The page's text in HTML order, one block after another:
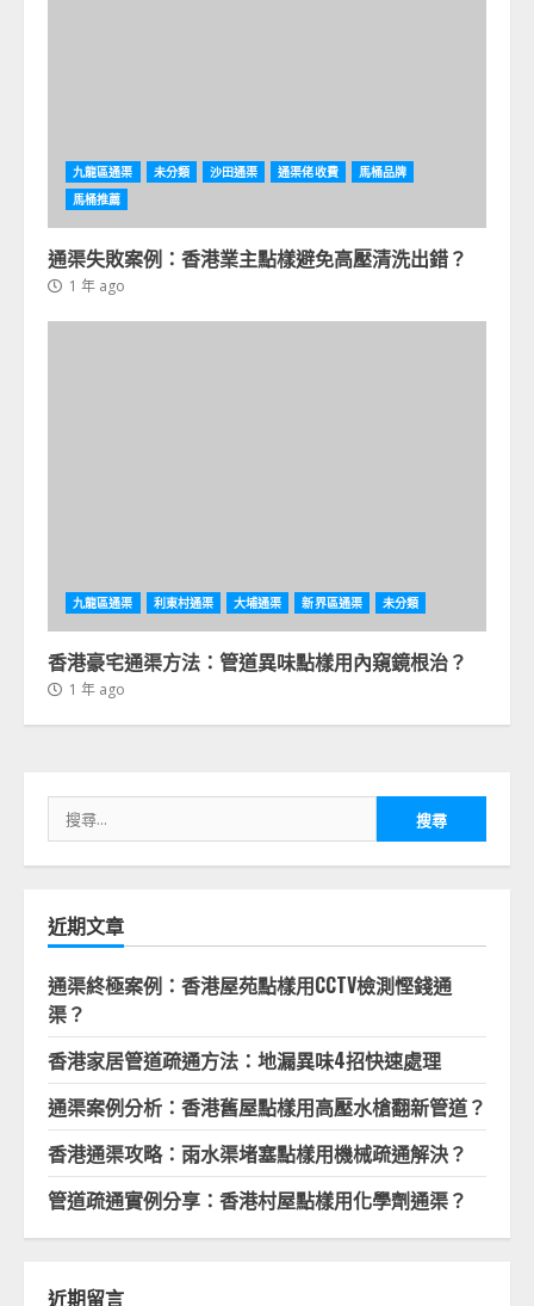
九龍區通渠 未分類 沙田通渠 通渠佬收費
馬桶品牌
馬桶推薦
通渠失敗案例：香港業主點樣避免高壓清洗出錯？
1 年 ago
九龍區通渠 利東村通渠 大埔通渠 新界區通渠 未分類
香港豪宅通渠方法：管道異味點樣用內窺鏡根治？
1 年 ago
尋
關
字:
近期文章
通渠終極案例：香港屋苑點樣用CCTV檢測慳錢通
渠？
香港家居管道疏通方法：地漏異味4招快速處理
通渠案例分析：香港舊屋點樣用高壓水槍翻新管道？
香港通渠攻略：雨水渠堵塞點樣用機械疏通解決？
管道疏通實例分享：香港村屋點樣用化學劑通渠？
近期留言